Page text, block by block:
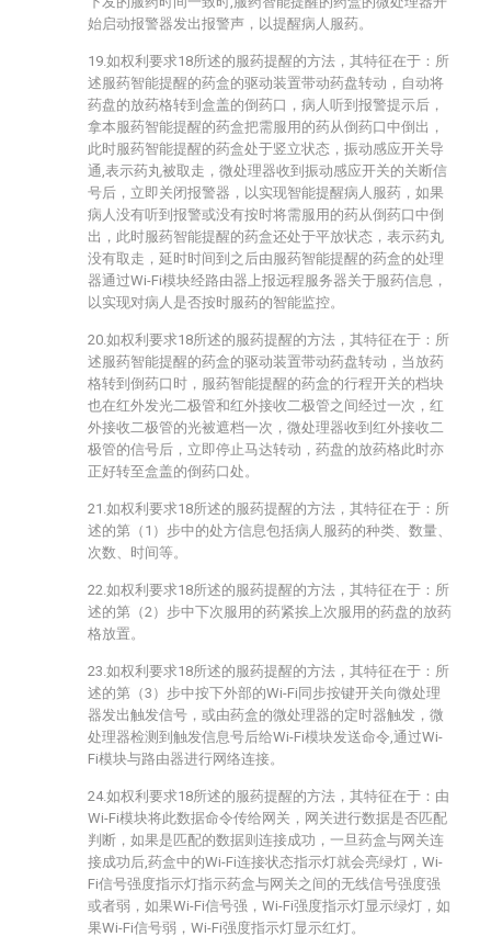
始启动报警器发出报警声，以提醒病人服药。
19.如权利要求18所述的服药提醒的方法，其特征在于：所
述服药智能提醒的药盒的驱动装置带动药盘转动，自动将
药盘的放药格转到盒盖的倒药口，病人听到报警提示后，
拿本服药智能提醒的药盒把需服用的药从倒药口中倒出，
此时服药智能提醒的药盒处于竖立状态，振动感应开关导
通,表示药丸被取走，微处理器收到振动感应开关的关断信
号后，立即关闭报警器，以实现智能提醒病人服药，如果
病人没有听到报警或没有按时将需服用的药从倒药口中倒
出，此时服药智能提醒的药盒还处于平放状态，表示药丸
没有取走，延时时间到之后由服药智能提醒的药盒的处理
器通过Wi-Fi模块经路由器上报远程服务器关于服药信息，
以实现对病人是否按时服药的智能监控。
20.如权利要求18所述的服药提醒的方法，其特征在于：所
述服药智能提醒的药盒的驱动装置带动药盘转动，当放药
格转到倒药口时，服药智能提醒的药盒的行程开关的档块
也在红外发光二极管和红外接收二极管之间经过一次，红
外接收二极管的光被遮档一次，微处理器收到红外接收二
极管的信号后，立即停止马达转动，药盘的放药格此时亦
正好转至盒盖的倒药口处。
21.如权利要求18所述的服药提醒的方法，其特征在于：所
述的第（1）步中的处方信息包括病人服药的种类、数量、
次数、时间等。
22.如权利要求18所述的服药提醒的方法，其特征在于：所
述的第（2）步中下次服用的药紧挨上次服用的药盘的放药
格放置。
23.如权利要求18所述的服药提醒的方法，其特征在于：所
述的第（3）步中按下外部的Wi-Fi同步按键开关向微处理
器发出触发信号，或由药盒的微处理器的定时器触发，微
处理器检测到触发信息号后给Wi-Fi模块发送命令,通过Wi-
Fi模块与路由器进行网络连接。
24.如权利要求18所述的服药提醒的方法，其特征在于：由
Wi-Fi模块将此数据命令传给网关，网关进行数据是否匹配
判断，如果是匹配的数据则连接成功，一旦药盒与网关连
接成功后,药盒中的Wi-Fi连接状态指示灯就会亮绿灯，Wi-
Fi信号强度指示灯指示药盒与网关之间的无线信号强度强
或者弱，如果Wi-Fi信号强，Wi-Fi强度指示灯显示绿灯，如
果Wi-Fi信号弱，Wi-Fi强度指示灯显示红灯。